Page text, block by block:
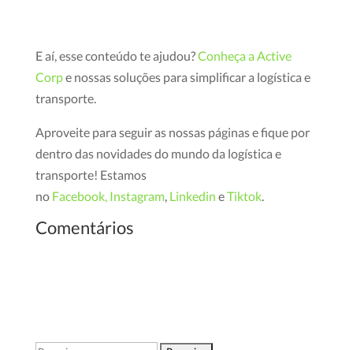
E aí, esse conteúdo te ajudou?Conheça a Active
Corpe nossas soluções para simplificar a logística e
transporte.
Aproveite para seguir as nossas páginas e fique por
dentro das novidades do mundo da logística e
transporte! Estamos
no Facebook, Instagram, Linkedin eTiktok.
Comentários